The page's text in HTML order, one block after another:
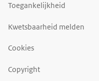
Toegankelijkheid
Kwetsbaarheid melden
Cookies
Copyright